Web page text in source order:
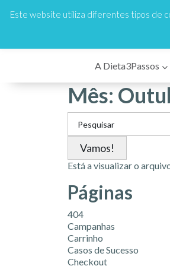
A Dieta3Passos
Mês:
for:
Está a visualizar o
Páginas
404
Campanhas
Carrinho
Casos de Sucesso
Checkout
Este website utiliza diferentes tipos de